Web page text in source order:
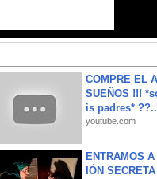
COMPRE EL
SUEÑOS !!!
is padres*
youtube.com
ENTRAMOS
IÓN